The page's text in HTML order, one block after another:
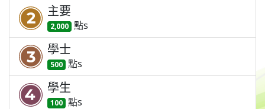
主要
2,000 點s
學士
500 點s
學生
100 點s